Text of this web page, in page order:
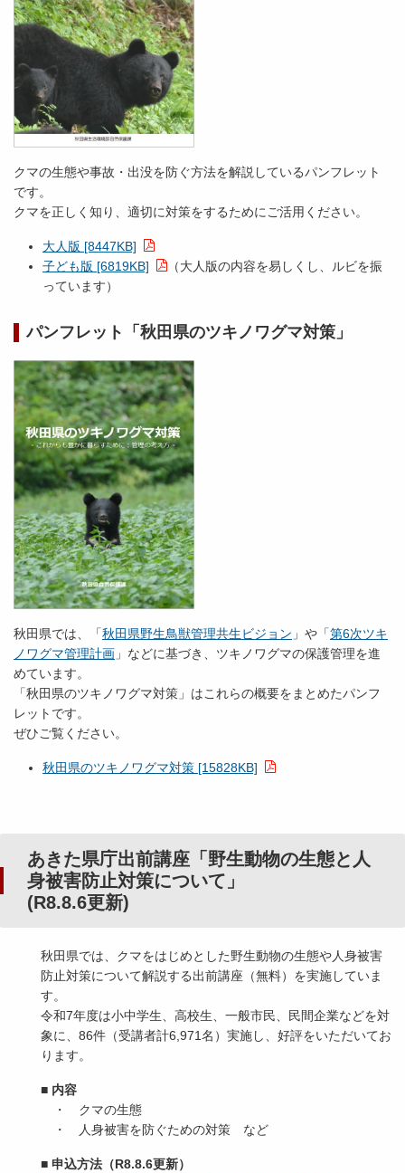
クマの生態や事故・出没を防ぐ方法を解説しているパンフレット
です。
クマを正しく知り、適切に対策をするためにご活用ください。
大人版 [8447KB]
子ども版 [6819KB]
（大人版の内容を易しくし、ルビを振
っています）
パンフレット「秋田県のツキノワグマ対策」
秋田県では、「秋田県野生鳥獣管理共生ビジョン 」や「第6次ツキ
ノワグマ管理計画 」などに基づき、ツキノワグマの保護管理を進
めています。
「秋田県のツキノワグマ対策」はこれらの概要をまとめたパンフ
レットです。
ぜひご覧ください。
秋田県のツキノワグマ対策 [15828KB]
あきた県庁出前講座「野生動物の生態と人
身被害防止対策について」
(R8.8.6更新)
秋田県では、クマをはじめとした野生動物の生態や人身被害
防止対策について解説する出前講座（無料）を実施していま
す。
令和7年度は小中学生、高校生、一般市民、民間企業などを対
象に、86件（受講者計6,971名）実施し、好評をいただいてお
ります。
■ 内容
・ クマの生態
・ 人身被害を防ぐための対策 など
■ 申込方法（R8.8.6更新）